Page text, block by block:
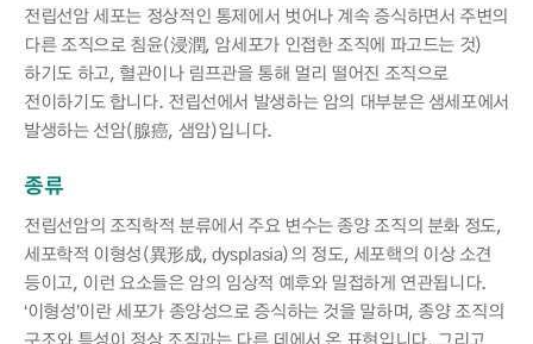
전립선암 세포는 정상적인 통제에서 벗어나 계속 증식하면서 주변의
다른 조직으로 침윤(浸潤, 암세포가 인접한 조직에 파고드는 것)
하기도 하고, 혈관이나 림프관을 통해 멀리 떨어진 조직으로
전이하기도 합니다. 전립선에서 발생하는 암의 대부분은 샘세포에서
발생하는 선암(腺癌, 샘암)입니다.
종류
전립선암의 조직학적 분류에서 주요 변수는 종양 조직의 분화 정도,
세포학적 이형성(異形成, dysplasia)의 정도, 세포핵의 이상 소견
등이고, 이런 요소들은 암의 임상적 예후와 밀접하게 연관됩니다.
‘이형성’이란 세포가 종양성으로 증식하는 것을 말하며, 종양 조직의